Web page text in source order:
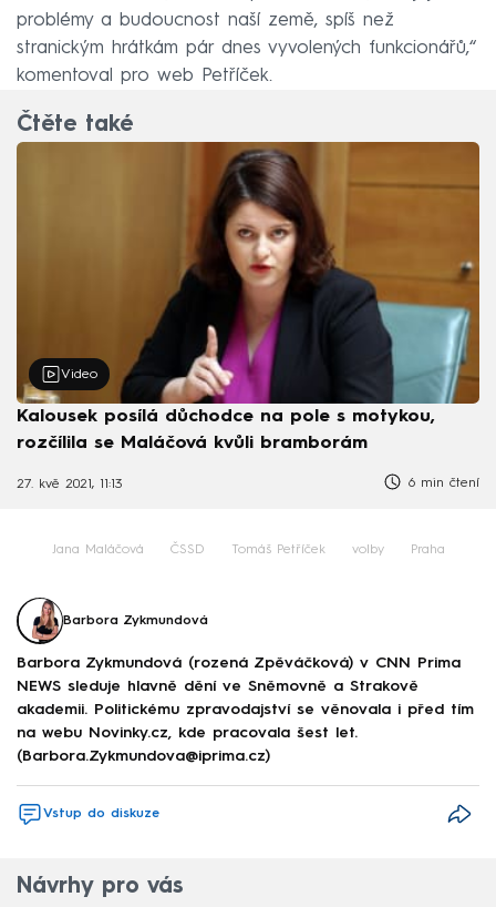
problémy a budoucnost naší země, spíš než
stranickým hrátkám pár dnes vyvolených funkcionářů,“
komentoval pro web Petříček.
Čtěte také
Video
Kalousek posílá důchodce na pole s motykou,
rozčílila se Maláčová kvůli bramborám
27. kvě 2021, 11:13 6 min čtení
Jana Maláčová ČSSD Tomáš Petříček volby Praha
Barbora Zykmundová
Barbora Zykmundová (rozená Zpěváčková) v CNN Prima
NEWS sleduje hlavně dění ve Sněmovně a Strakově
akademii. Politickému zpravodajství se věnovala i před tím
na webu Novinky.cz, kde pracovala šest let.
(Barbora.Zykmundova@iprima.cz)
Vstup do diskuze
Návrhy pro vás